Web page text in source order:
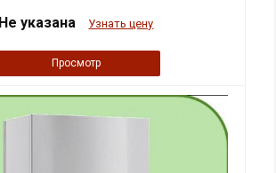
Не указана Узнать цену
Просмотр